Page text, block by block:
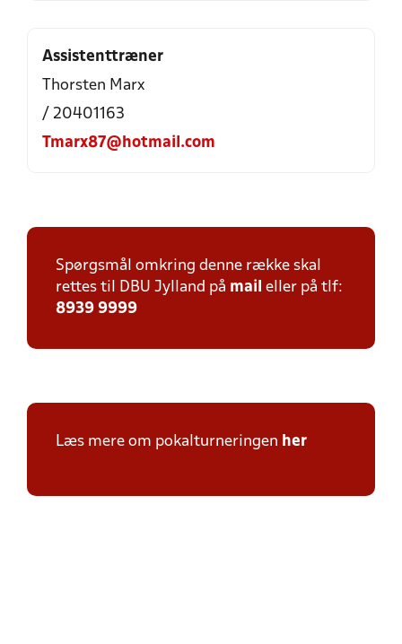
Assistenttræner
Thorsten Marx
/ 20401163
Tmarx87@hotmail.com
Spørgsmål omkring denne række skal
rettes til DBU Jylland på mail eller på tlf:
8939 9999
Læs mere om pokalturneringen her